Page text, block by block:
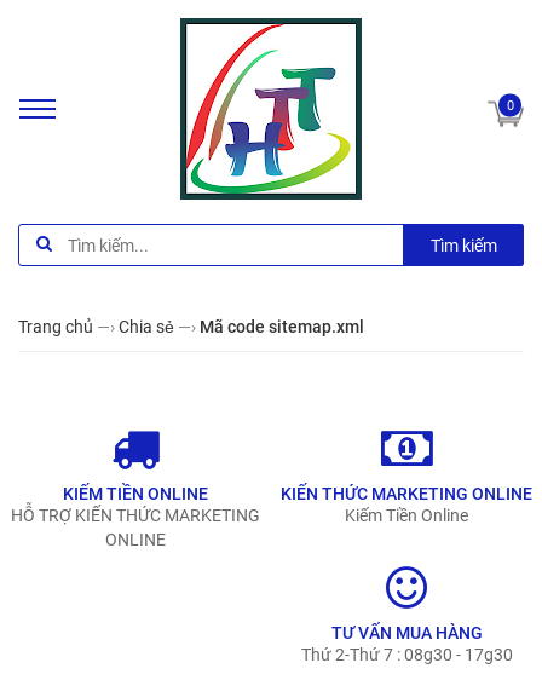
0
Tìm kiếm
Trang chủ —›Chia sẻ —› Mã code sitemap.xml
KIẾM TIỀN ONLINE
HỖ TRỢ KIẾN THỨC MARKETING
ONLINE
KIẾN THỨC MARKETING ONLINE
Kiếm Tiền Online
TƯ VẤN MUA HÀNG
Thứ 2-Thứ 7 : 08g30 - 17g30